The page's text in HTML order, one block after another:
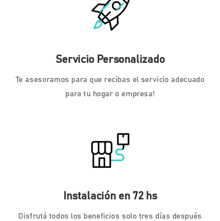
Servicio Personalizado
Te asesoramos para que recibas el servicio adecuado
para tu hogar o empresa!
Instalación en 72 hs
Disfrutá todos los beneficios solo tres días después